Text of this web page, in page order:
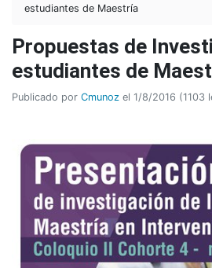
estudiantes de Maestría
Propuestas de
estudiantes de
Publicado por Cmunoz el 1/8/2016 (1103